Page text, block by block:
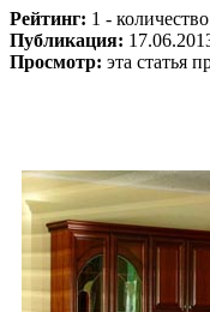
Рейтинг: 1 -
Публикация:
Просмотр: эта статья